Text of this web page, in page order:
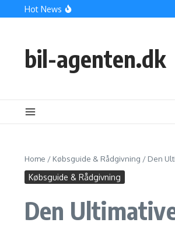
Fortsæt til indhold
Hot News
Den Ultimative Guide til
bil-agenten.dk
Home / Købsguide & Rådgivning / Den
Købsguide & Rådgivning
Den